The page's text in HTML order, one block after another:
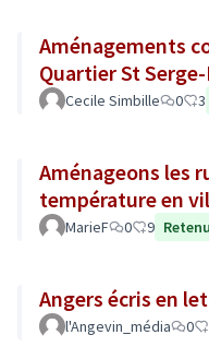
Aménagements
Quartier St
Cecile Simbille 0 3
Aménageons les
température en
MarieF 0 9
Angers écris en
l'Angevin_média 0